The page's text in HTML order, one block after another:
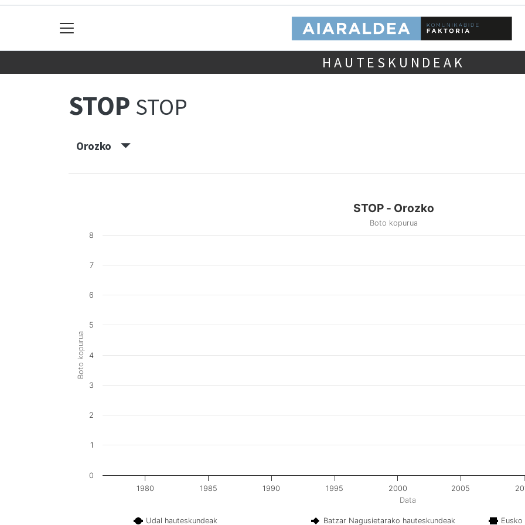
HAUTESKUNDEAK
STOP STOP
Orozko
Data
Boto kopurua
STOP - Orozko
Boto kopurua
Udal hauteskundeak Batzar Nagusietarako hauteskundeak
1980 1985 1990 1995 2000 2005
0
1
2
3
4
5
6
7
8